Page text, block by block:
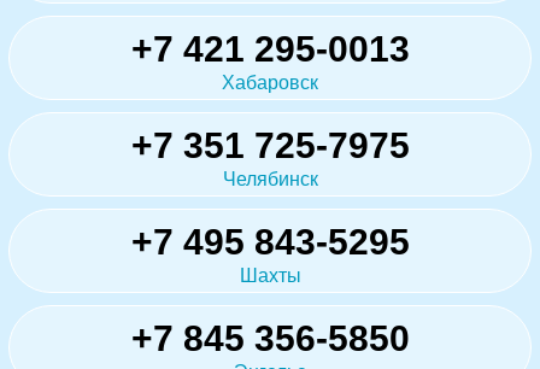
+7 421 295-0013
Хабаровск
+7 351 725-7975
Челябинск
+7 495 843-5295
Шахты
+7 845 356-5850